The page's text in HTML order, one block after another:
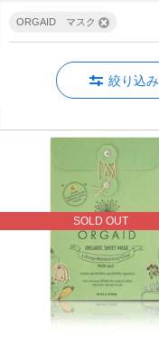
ORGAID マスク
絞り込み
SOLD OUT